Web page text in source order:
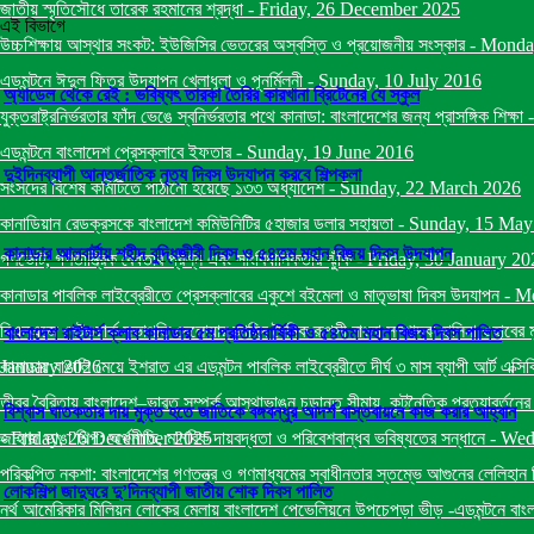
জাতীয় স্মৃতিসৌধে তারেক রহমানের শ্রদ্ধা - Friday, 26 December 2025
উচ্চশিক্ষায় আস্থার সংকট: ইউজিসির ভেতরের অস্বস্তি ও প্রয়োজনীয় সংস্কার-
এডমন্টনে ঈদুল ফিতর উদযাপন খেলাধুলা ও পূনর্মিলনী -Sunday, 10 July 2016
যুক্তরাষ্ট্রনির্ভরতার ফাঁদ ভেঙে স্বনির্ভরতার পথে কানাডা: বাংলাদেশের জন্য প্রাসঙ্গিক শিক্ষা
এডমন্টনে বাংলাদেশ প্রেসক্লাবে ইফতার- Sunday, 19 June 2016
সংসদের বিশেষ কমিটিতে পাঠানো হয়েছে ১৩৩ অধ্যাদেশ-Sunday, 22 March 2026
কানাডিয়ান রেডক্রসকে বাংলাদেশ কমিউনিটির ৫হাজার ডলার সহায়তা - Sunday, 15
গণভোট, গণতান্ত্রিক বৈধতার প্রশ্ন এবং সাংবিধানিকতার ঝুঁকি-Friday, 30 January
কানাডার পাবলিক লাইব্রেরীতে প্রেসক্লাবের একুশে বইমেলা ও মাতৃভাষা দিবস উদযাপন-
বিএনএজে নেটওয়ার্ক সভাপতি দেলোয়ার জাহিদ দৈনিক রূপসী বাংলা সম্পাদক হাসিনা
January 2026
কানাডায় বাঙালি মেয়ে ইশরাত এর এডমন্টন পাবলিক লাইব্রেরীতে দীর্ঘ ৩ মাস ব্যাপী আর্ট
তীব্র বৈরিতায় বাংলাদেশ–ভারত সম্পর্ক আস্থাভাঙন চূড়ান্ত সীমায়, কূটনৈতিক
-Friday, 26 December 2025
জাহাজ ভাঙা শিল্প: অর্থনীতি, মানবিক দায়বদ্ধতা ও পরিবেশবান্ধব ভবিষ্যতের সন্ধানে-
পরিকল্পিত নকশা: বাংলাদেশের গণতন্ত্র ও গণমাধ্যমের স্বাধীনতার স্তম্ভে আগুনের লেলিহান
নর্থ আমেরিকার মিলিয়ন লোকের মেলায় বাংলাদেশ পেভেলিয়নে উপচেপড়া ভীড় -এডমন্টনে
এই বিভাগে
অ্যাডেল থেকে রেই : ভবিষ্যৎ তারকা তৈরির কারখানা ব্রিটেনের যে স্কুল
দুইদিনব্যাপী আন্তর্জাতিক নৃত্য দিবস উদযাপন করবে শিল্পকলা
কানাডার আলবার্টায় শহীদ বুদ্ধিজীবী দিবস ও ৫৪তম মহান বিজয় দিবস উদযাপন
বাংলাদেশ রাইটার্স ক্লাব কানাডার ৫ম প্রতিষ্ঠাবার্ষিকী ও ৫৪তম মহান বিজয় দিবস পালিত
বিশ্বাস ঘাতকতার দায় মুক্ত হতে জাতিকে বঙ্গবন্ধুর আদর্শ বাস্তবায়নে কাজ করার আহ্বান
লোকশিল্প জাদুঘরে দু’দিনব্যাপী জাতীয় শোক দিবস পালিত